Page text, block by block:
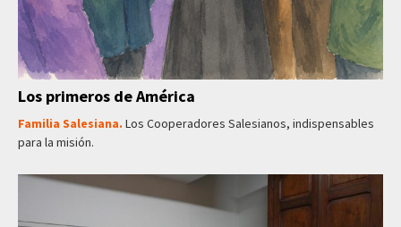
Los primeros de América
Familia Salesiana. Los Cooperadores Salesianos, indispensables
para la misión.